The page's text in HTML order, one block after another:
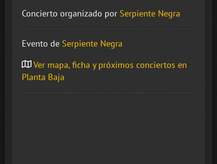
Concierto organizado por Serpiente Negra
Evento de Serpiente Negra
Ver mapa, ficha y próximos conciertos en
Planta Baja